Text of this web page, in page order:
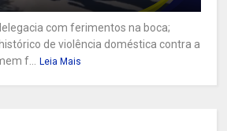
com ferimentos na boca;
de violência doméstica contra a
f...
Leia Mais